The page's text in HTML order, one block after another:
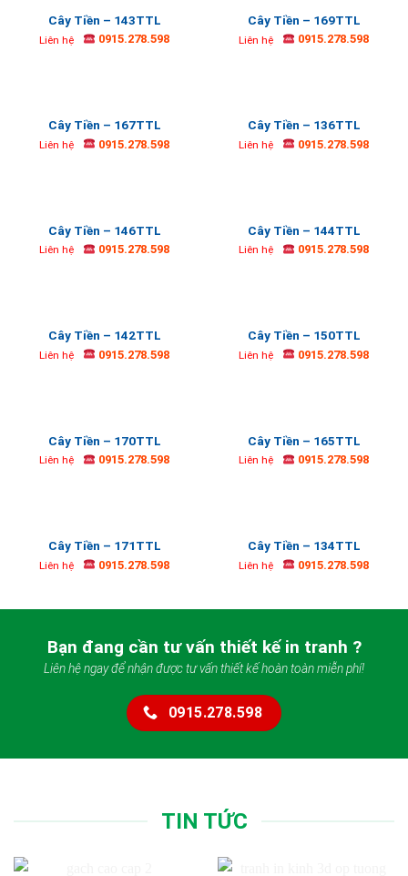
Cây Tiền – 143TTL
Liên hệ 0915.278.598
Cây Tiền – 169TTL
Liên hệ 0915.278.598
Cây Tiền – 167TTL
Liên hệ 0915.278.598
Cây Tiền – 136TTL
Liên hệ 0915.278.598
Cây Tiền – 146TTL
Liên hệ 0915.278.598
Cây Tiền – 144TTL
Liên hệ 0915.278.598
Cây Tiền – 142TTL
Liên hệ 0915.278.598
Cây Tiền – 150TTL
Liên hệ 0915.278.598
Cây Tiền – 170TTL
Liên hệ 0915.278.598
Cây Tiền – 165TTL
Liên hệ 0915.278.598
Cây Tiền – 171TTL
Liên hệ 0915.278.598
Cây Tiền – 134TTL
Liên hệ 0915.278.598
Bạn đang cần tư vấn thiết kế in tranh ?
Liên hệ ngay để nhận được tư vấn thiết kế hoàn toàn miễn phí!
0915.278.598
TIN TỨC